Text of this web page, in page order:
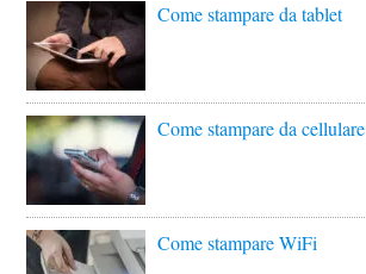
Come stampare da tablet
Come stampare da cellulare
Come stampare WiFi